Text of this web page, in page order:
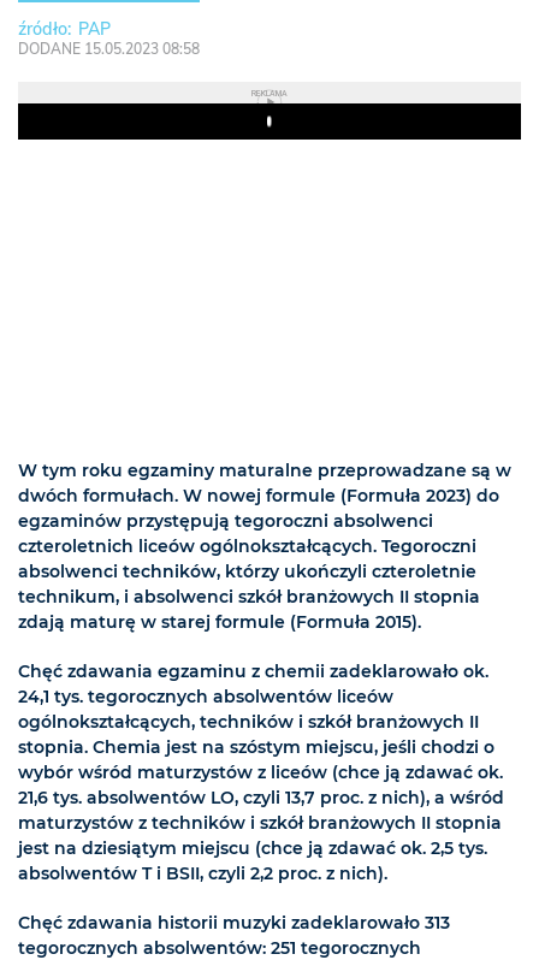
PAP
DODANE 15.05.2023 08:58
REKLAMA
Play
W tym roku egzaminy maturalne przeprowadzane są w
dwóch formułach. W nowej formule (Formuła 2023) do
egzaminów przystępują tegoroczni absolwenci
czteroletnich liceów ogólnokształcących. Tegoroczni
absolwenci techników, którzy ukończyli czteroletnie
technikum, i absolwenci szkół branżowych II stopnia
zdają maturę w starej formule (Formuła 2015).
Chęć zdawania egzaminu z chemii zadeklarowało ok.
24,1 tys. tegorocznych absolwentów liceów
ogólnokształcących, techników i szkół branżowych II
stopnia. Chemia jest na szóstym miejscu, jeśli chodzi o
wybór wśród maturzystów z liceów (chce ją zdawać ok.
21,6 tys. absolwentów LO, czyli 13,7 proc. z nich), a wśród
maturzystów z techników i szkół branżowych II stopnia
jest na dziesiątym miejscu (chce ją zdawać ok. 2,5 tys.
absolwentów T i BSII, czyli 2,2 proc. z nich).
Chęć zdawania historii muzyki zadeklarowało 313
tegorocznych absolwentów: 251 tegorocznych